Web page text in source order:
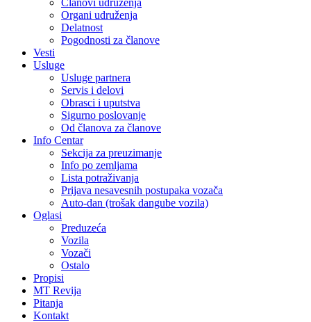
Članovi udruženja
Organi udruženja
Delatnost
Pogodnosti za članove
Vesti
Usluge
Usluge partnera
Servis i delovi
Obrasci i uputstva
Sigurno poslovanje
Od članova za članove
Info Centar
Sekcija za preuzimanje
Info po zemljama
Lista potraživanja
Prijava nesavesnih postupaka vozača
Auto-dan (trošak dangube vozila)
Oglasi
Preduzeća
Vozila
Vozači
Ostalo
Propisi
MT Revija
Pitanja
Kontakt